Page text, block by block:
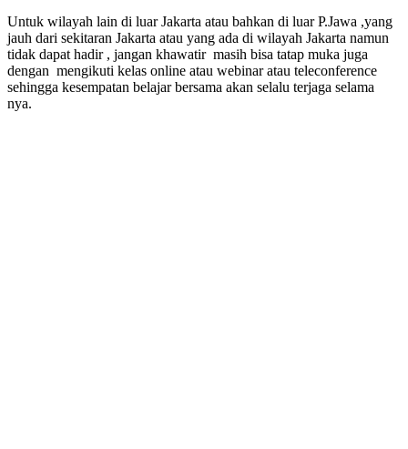
Untuk wilayah lain di luar Jakarta atau bahkan di luar P.Jawa ,yang
jauh dari sekitaran Jakarta atau yang ada di wilayah Jakarta namun
tidak dapat hadir , jangan khawatir masih bisa tatap muka juga
dengan mengikuti kelas online atau webinar atau teleconference
sehingga kesempatan belajar bersama akan selalu terjaga selama
nya.